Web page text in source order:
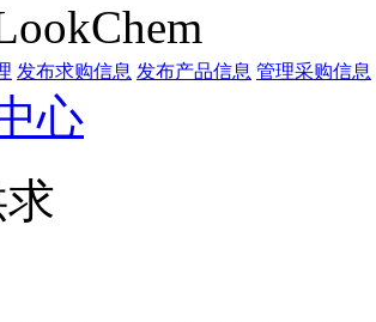
发布求购信息 发布产品信息 管理采购信息
心